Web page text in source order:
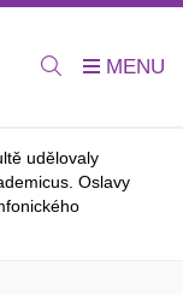
udělovaly
Oslavy